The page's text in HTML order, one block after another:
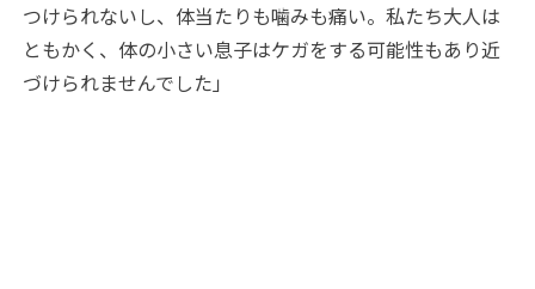
つけられないし、体当たりも噛みも痛い。私たち大人は
ともかく、体の小さい息子はケガをする可能性もあり近
づけられませんでした」